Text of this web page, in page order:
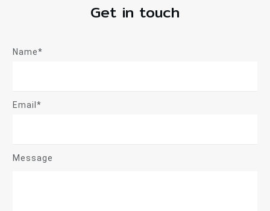
Get in touch
Name*
Email*
Message